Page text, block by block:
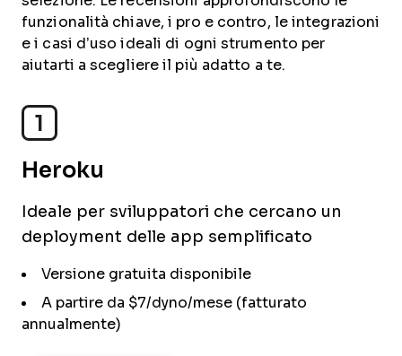
funzionalità chiave, i pro e contro, le integrazioni
e i casi d’uso ideali di ogni strumento per
aiutarti a scegliere il più adatto a te.
1
Heroku
Ideale per sviluppatori che cercano un
deployment delle app semplificato
Versione gratuita disponibile
A partire da $7/dyno/mese (fatturato
annualmente)